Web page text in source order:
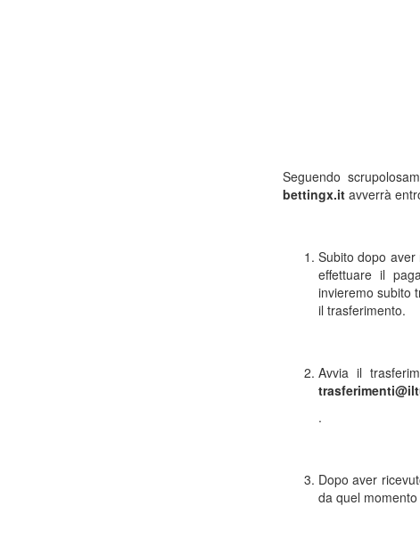
Seguendo
bettingx.it avverrà
Subito dopo
effettuare il
invieremo subito
il trasferimento.
Avvia il
.
Dopo aver
da quel